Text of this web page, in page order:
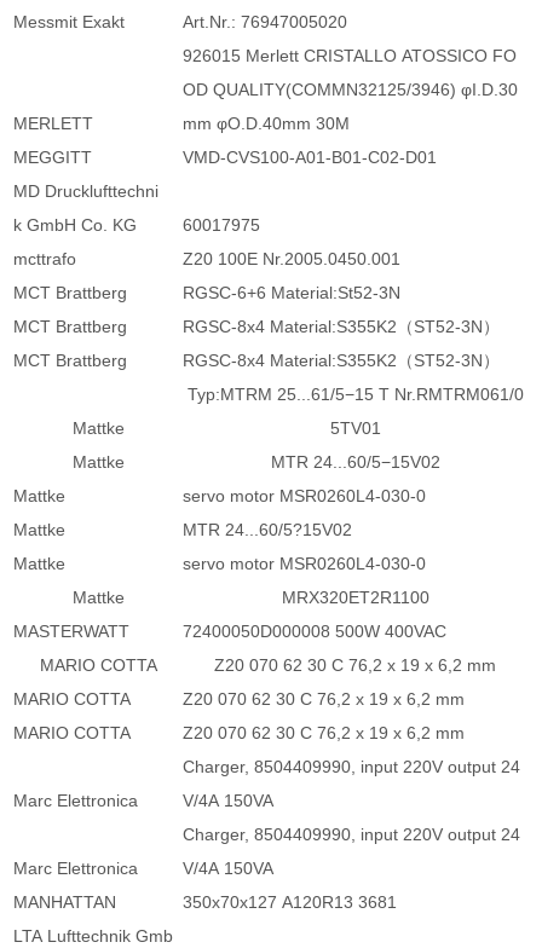
Messmit Exakt
Art.Nr.: 76947005020
MERLETT
926015 Merlett CRISTALLO ATOSSICO FO
OD QUALITY(COMMN32125/3946) φI.D.30
mm φO.D.40mm 30M
MEGGITT
VMD-CVS100-A01-B01-C02-D01
MD Drucklufttechni
k GmbH Co. KG
60017975
mcttrafo
Z20 100E Nr.2005.0450.001
MCT Brattberg
RGSC-6+6 Material:St52-3N
MCT Brattberg
RGSC-8x4 Material:S355K2（ST52-3N）
MCT Brattberg
RGSC-8x4 Material:S355K2（ST52-3N）
Mattke
Typ:MTRM 25...61/5−15 T Nr.RMTRM061/0
5TV01
Mattke
MTR 24...60/5−15V02
Mattke
servo motor MSR0260L4-030-0
Mattke
MTR 24...60/5?15V02
Mattke
servo motor MSR0260L4-030-0
Mattke
MRX320ET2R1100
MASTERWATT
72400050D000008 500W 400VAC
MARIO COTTA
Z20 070 62 30 C 76,2 x 19 x 6,2 mm
MARIO COTTA
Z20 070 62 30 C 76,2 x 19 x 6,2 mm
MARIO COTTA
Z20 070 62 30 C 76,2 x 19 x 6,2 mm
Marc Elettronica
Charger, 8504409990, input 220V output 24
V/4A 150VA
Marc Elettronica
Charger, 8504409990, input 220V output 24
V/4A 150VA
MANHATTAN
350x70x127 A120R13 3681
LTA Lufttechnik Gmb